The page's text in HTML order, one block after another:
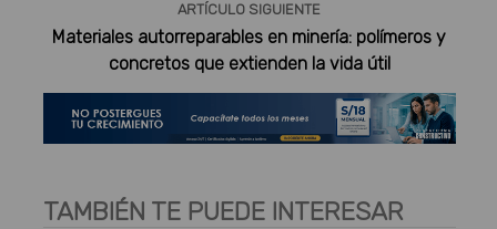
ARTÍCULO SIGUIENTE
Materiales autorreparables en minería: polímeros y
concretos que extienden la vida útil
TAMBIÉN TE PUEDE INTERESAR